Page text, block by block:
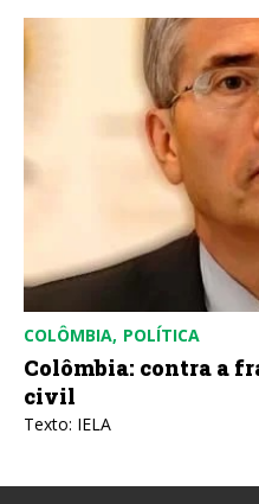
fraude, desobediência